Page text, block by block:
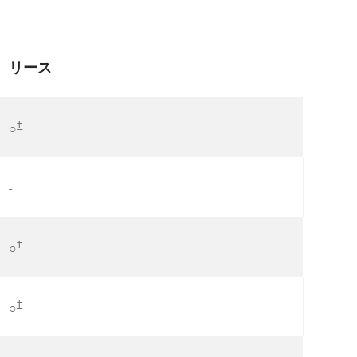
リース
○†
-
○†
○†